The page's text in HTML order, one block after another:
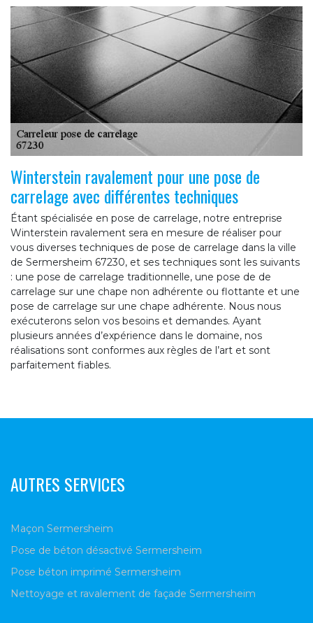
Winterstein ravalement pour une pose de
carrelage avec différentes techniques
Étant spécialisée en pose de carrelage, notre entreprise
Winterstein ravalement sera en mesure de réaliser pour
vous diverses techniques de pose de carrelage dans la ville
de Sermersheim 67230, et ses techniques sont les suivants
: une pose de carrelage traditionnelle, une pose de de
carrelage sur une chape non adhérente ou flottante et une
pose de carrelage sur une chape adhérente. Nous nous
exécuterons selon vos besoins et demandes. Ayant
plusieurs années d’expérience dans le domaine, nos
réalisations sont conformes aux règles de l’art et sont
parfaitement fiables.
AUTRES SERVICES
Maçon Sermersheim
Pose de béton désactivé Sermersheim
Pose béton imprimé Sermersheim
Nettoyage et ravalement de façade Sermersheim